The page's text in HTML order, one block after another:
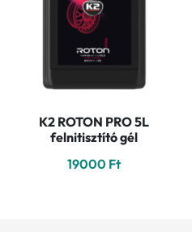
K2 ROTON PRO 5L
felnitisztító gél
19000 Ft